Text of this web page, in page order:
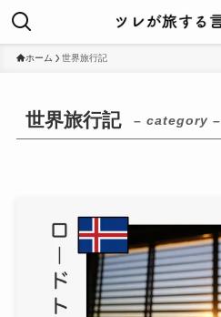
ホーム 世界旅行記
世界旅行記 – category –